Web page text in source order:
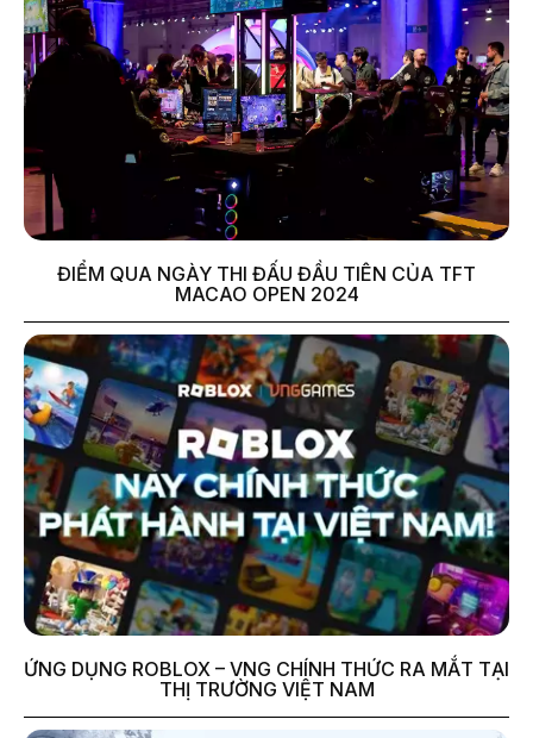
ĐIỂM QUA NGÀY THI ĐẤU ĐẦU TIÊN CỦA TFT
MACAO OPEN 2024
ỨNG DỤNG ROBLOX – VNG CHÍNH THỨC RA MẮT TẠI
THỊ TRƯỜNG VIỆT NAM